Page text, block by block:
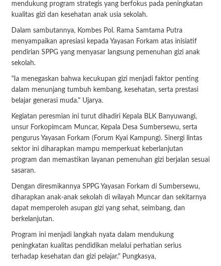
mendukung program strategis yang berfokus pada peningkatan
kualitas gizi dan kesehatan anak usia sekolah.
Dalam sambutannya, Kombes Pol. Rama Samtama Putra
menyampaikan apresiasi kepada Yayasan Forkam atas inisiatif
pendirian SPPG yang menyasar langsung pemenuhan gizi anak
sekolah.
"Ia menegaskan bahwa kecukupan gizi menjadi faktor penting
dalam menunjang tumbuh kembang, kesehatan, serta prestasi
belajar generasi muda." Ujarya.
Kegiatan peresmian ini turut dihadiri Kepala BLK Banyuwangi,
unsur Forkopimcam Muncar, Kepala Desa Sumbersewu, serta
pengurus Yayasan Forkam (Forum Kyai Kampung). Sinergi lintas
sektor ini diharapkan mampu memperkuat keberlanjutan
program dan memastikan layanan pemenuhan gizi berjalan sesuai
sasaran.
Dengan diresmikannya SPPG Yayasan Forkam di Sumbersewu,
diharapkan anak-anak sekolah di wilayah Muncar dan sekitarnya
dapat memperoleh asupan gizi yang sehat, seimbang, dan
berkelanjutan.
Program ini menjadi langkah nyata dalam mendukung
peningkatan kualitas pendidikan melalui perhatian serius
terhadap kesehatan dan gizi pelajar." Pungkasya,